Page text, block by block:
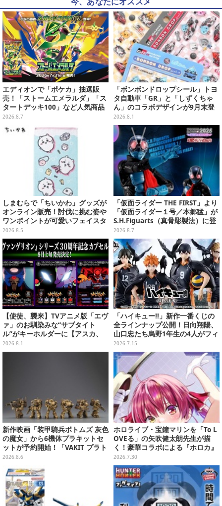
エディオンで「ポケカ」抽選販
売！「ストームエメラルダ」「ス
タートデッキ100」など人気商品
が対象
2026.8.7
「ボンボンドロップシール」トヨ
タ自動車「GR」と「しずくちゃ
ん」のコラボデザインが9月末登
場！くま吉らも描かれた全4柄
2026.8.1
しまむらで「ちいかわ」グッズが
オンライン販売！討伐に挑む姿や
ワンポイントが可愛いフェイスタ
オル、バスマットなど全14種
2026.8.5
「仮面ライダー THE FIRST」より
「仮面ライダー１号／本郷猛」が
S.H.Figuarts（真骨彫製法）に登
場！8月18日より予約受付開始
2026.8.7
【使徒、襲来】TVアニメ版「エヴ
ァ」のお馴染みな“サブタイト
ル”がキーホルダーに【アスカ、
来日】
2026.8.1
「ハイキュー!!」新作一番くじの
全ラインナップ公開！日向翔陽、
山口忠たち烏野1年生の4人がフィ
ギュアで集合
2026.7.15
新作映画「装甲騎兵ボトムズ 灰色
の魔女」から6機体プラキットセ
ットが予約開始！「VAKIT プラト
ーン」第1弾、各部関節可動仕様
2026.8.6
ホロライブ・宝鐘マリンを「To L
OVEる」の矢吹健太朗先生が描
く！豪華コラボによる『ホロカ』
限定カードがお披露目
2026.7.30